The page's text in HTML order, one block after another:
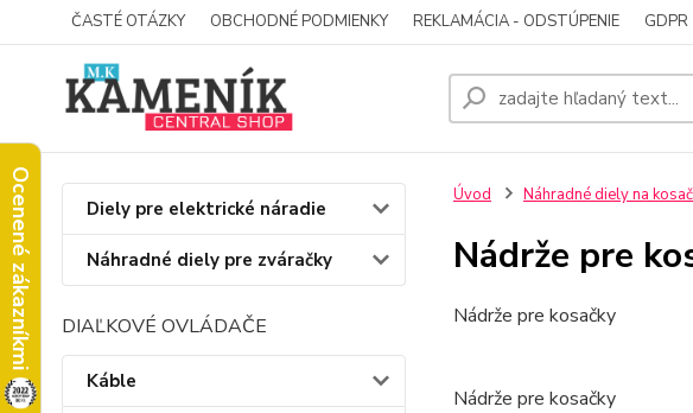
Ocenené zákazníkmi
ČASTÉ OTÁZKY OBCHODNÉ PODMIENKY REKLAMÁCIA - ODSTÚPENIE GDPR
Diely pre elektrické náradie
Náhradné diely pre zváračky
DIAĽKOVÉ OVLÁDAČE
Káble
Úvod Náhradné diely na
Nádrže pre
Nádrže pre kosačky
Nádrže pre kosačky